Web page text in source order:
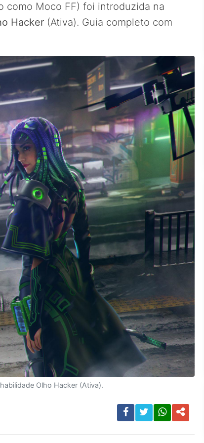
como Moco FF) foi introduzida na
Hacker (Ativa). Guia completo com
Olho Hacker (Ativa).